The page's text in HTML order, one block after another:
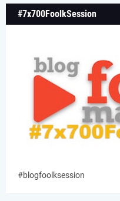
#7x700FoolkSession
#blogfoolksession